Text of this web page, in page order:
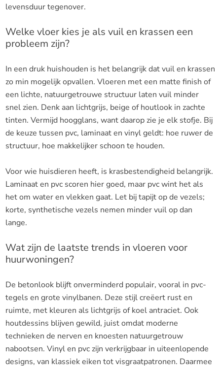
levensduur tegenover.
Welke vloer kies je als vuil en krassen een
probleem zijn?
In een druk huishouden is het belangrijk dat vuil en krassen
zo min mogelijk opvallen. Vloeren met een matte finish of
een lichte, natuurgetrouwe structuur laten vuil minder
snel zien. Denk aan lichtgrijs, beige of houtlook in zachte
tinten. Vermijd hoogglans, want daarop zie je elk stofje. Bij
de keuze tussen pvc, laminaat en vinyl geldt: hoe ruwer de
structuur, hoe makkelijker schoon te houden.
Voor wie huisdieren heeft, is krasbestendigheid belangrijk.
Laminaat en pvc scoren hier goed, maar pvc wint het als
het om water en vlekken gaat. Let bij tapijt op de vezels;
korte, synthetische vezels nemen minder vuil op dan
lange.
Wat zijn de laatste trends in vloeren voor
huurwoningen?
De betonlook blijft onverminderd populair, vooral in pvc-
tegels en grote vinylbanen. Deze stijl creëert rust en
ruimte, met kleuren als lichtgrijs of koel antraciet. Ook
houtdessins blijven gewild, juist omdat moderne
technieken de nerven en knoesten natuurgetrouw
nabootsen. Vinyl en pvc zijn verkrijgbaar in uiteenlopende
designs, van klassiek eiken tot visgraatpatronen. Daarmee